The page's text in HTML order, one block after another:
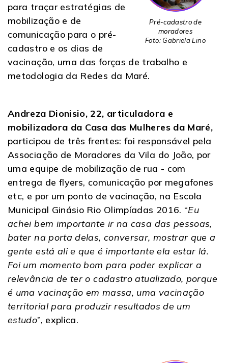
Pré-cadastro de
moradores
Foto: Gabriela Lino
para traçar estratégias de
mobilização e de
comunicação para o pré-
cadastro e os dias de
vacinação, uma das forças de trabalho e
metodologia da Redes da Maré.
Andreza Dionisio, 22, articuladora e
mobilizadora da Casa das Mulheres da Maré,
participou de três frentes: foi responsável pela
Associação de Moradores da Vila do João, por
uma equipe de mobilização de rua - com
entrega de flyers, comunicação por megafones
etc, e por um ponto de vacinação, na Escola
Municipal Ginásio Rio Olimpíadas 2016. “Eu
achei bem importante ir na casa das pessoas,
bater na porta delas, conversar, mostrar que a
gente está ali e que é importante ela estar lá.
Foi um momento bom para poder explicar a
relevância de ter o cadastro atualizado, porque
é uma vacinação em massa, uma vacinação
territorial para produzir resultados de um
estudo”, explica.